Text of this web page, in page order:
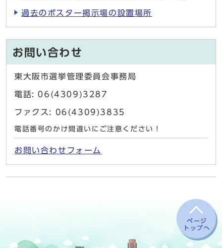
過去のポスター掲示場の設置場所
お問い合わせ
東大阪市選挙管理委員会事務局
電話: 06(4309)3287
ファクス: 06(4309)3835
電話番号のかけ間違いにご注意ください！
お問い合わせフォーム
ページ
トップへ